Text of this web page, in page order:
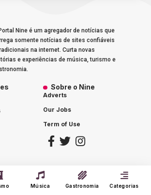
Nine é um agregador de notícias que
somente notícias de sites confiáveis
na internet. Curta novas
e experiências de música, turismo e
Sobre o Nine
Adverts
Our Jobs
Term of Use
| Direitos Reservados. Design por Agência Dórz
Música Gastronomia Categorias